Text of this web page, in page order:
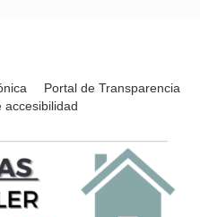
Portal de Transparencia
accesibilidad